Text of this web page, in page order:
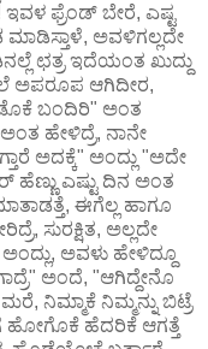
ಫ್ರೆಂಡ್ ಬೇರೆ, ಎಷ್ಟ
ಅವಳಿಗಲ್ಲದೇ
ಛತ್ರ ಇದೆಯಂತ ಖುದ್ದು
ಅಪರೂಪ ಆಗಿದೀರ,
ಬಂದಿರಿ" ಅಂತ
ಹೇಳಿದ್ರೆ, ನಾನೇ
ಅದಕ್ಕೆ" ಅಂದ್ಲು "ಅದೇ
ಹೆಣ್ಣು ಎಷ್ಟು ದಿನ ಅಂತ
ಈಗೆಲ್ಲ ಹಾಗೂ
ಸುರಕ್ಷಿತ, ಅಲ್ಲದೇ
ಅವಳು ಹೇಳಿದ್ದೂ
ಅಂದೆ, "ಆಗಿದ್ದೇನೊ
ನಿಮ್ಮಾಕೆ ನಿಮ್ಮನ್ನು ಬಿಟ್ರೆ
ಹೋಗೊಕೆ ಹೆದರಿಕೆ ಆಗತ್ತೆ